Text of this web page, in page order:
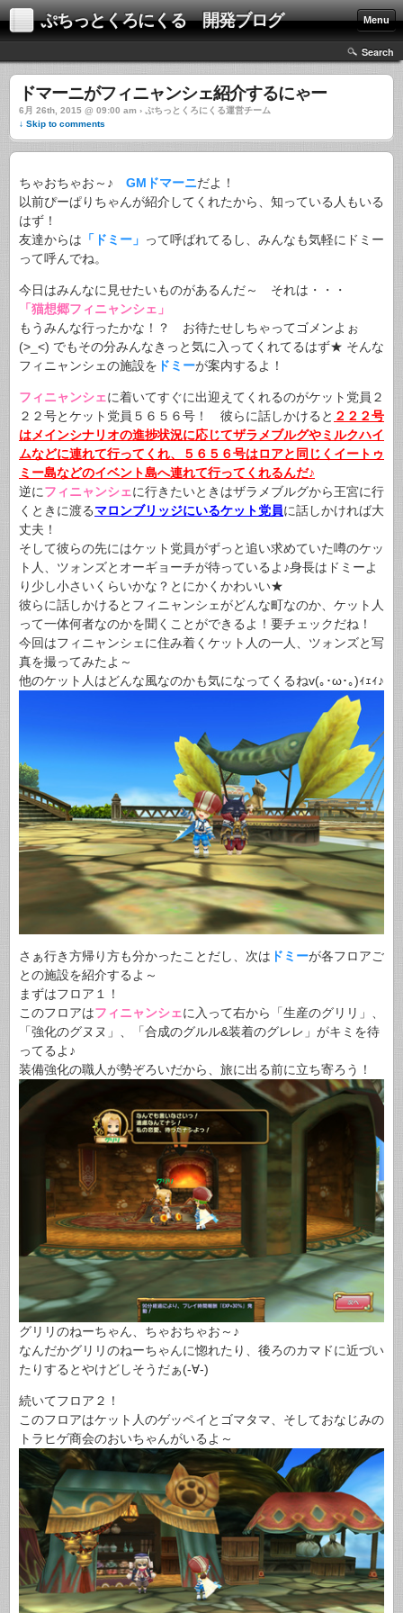
ぷちっとくろにくる 開発ブログ Menu
Search
ドマーニがフィニャンシェ紹介するにゃー
6月 26th, 2015 @ 09:00 am › ぷちっとくろにくる運営チーム
↓ Skip to comments
ちゃおちゃお～♪ GMドマーニだよ！
以前ぴーぱりちゃんが紹介してくれたから、知っている人もいる
はず！
友達からは 「ドミー」 って呼ばれてるし、みんなも気軽にドミー
って呼んでね。
今日はみんなに見せたいものがあるんだ～ それは・・・
「猫想郷フィニャンシェ」
もうみんな行ったかな！？ お待たせしちゃってゴメンよぉ
(>_<) でもその分みんなきっと気に入ってくれてるはず★ そんな
フィニャンシェの施設を ドミーが案内するよ！
フィニャンシェに着いてすぐに出迎えてくれるのがケット党員２
２２号とケット党員５６５６号！ 彼らに話しかけると ２２２号
はメインシナリオの進捗状況に応じてザラメブルグやミルクハイ
ムなどに連れて行ってくれ、５６５６号はロアと同じくイートゥ
ミー島などのイベント島へ連れて行ってくれるんだ♪
逆にフィニャンシェに行きたいときはザラメブルグから王宮に行
くときに渡るマロンブリッジにいるケット党員に話しかければ大
丈夫！
そして彼らの先にはケット党員がずっと追い求めていた噂のケッ
ト人、ツォンズとオーギョーチが待っているよ♪身長はドミーよ
り少し小さいくらいかな？とにかくかわいい★
彼らに話しかけるとフィニャンシェがどんな町なのか、ケット人
って一体何者なのかを聞くことができるよ！要チェックだね！
今回はフィニャンシェに住み着くケット人の一人、ツォンズと写
真を撮ってみたよ～
他のケット人はどんな風なのかも気になってくるねv(｡･ω･｡)ｨｪｨ♪
さぁ行き方帰り方も分かったことだし、次は ドミーが各フロアご
との施設を紹介するよ～
まずはフロア１！
このフロアはフィニャンシェに入って右から「生産のグリリ」、
「強化のグヌヌ」、「合成のグルル&装着のグレレ」がキミを待
ってるよ♪
装備強化の職人が勢ぞろいだから、旅に出る前に立ち寄ろう！
グリリのねーちゃん、ちゃおちゃお～♪
なんだかグリリのねーちゃんに惚れたり、後ろのカマドに近づい
たりするとやけどしそうだぁ(-∀-)
続いてフロア２！
このフロアはケット人のゲッペイとゴマタマ、そしておなじみの
トラヒゲ商会のおいちゃんがいるよ～